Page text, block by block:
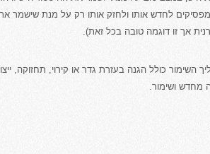
לחדש אותו ולחזק אותו רק על מנת שישמר
אך זו דוגמה טובה בכל זאת).
השימור כולל הגנה בעזרת גדר או קירוי, תחזוקה,
מחדש ושימור.